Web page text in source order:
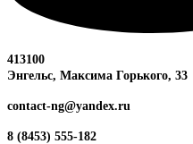
413100
Энгельс, Максима Горького, 33
contact-ng@yandex.ru
8 (8453) 555-182